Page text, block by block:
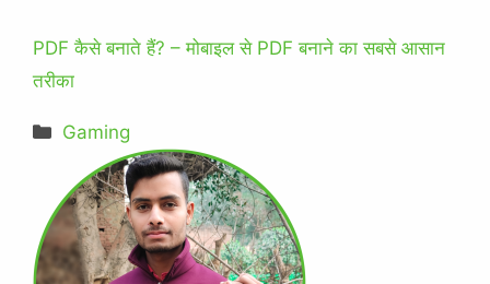
PDF कैसे बनाते हैं? – मोबाइल से PDF बनाने का सबसे आसान
तरीका
Categories
Gaming